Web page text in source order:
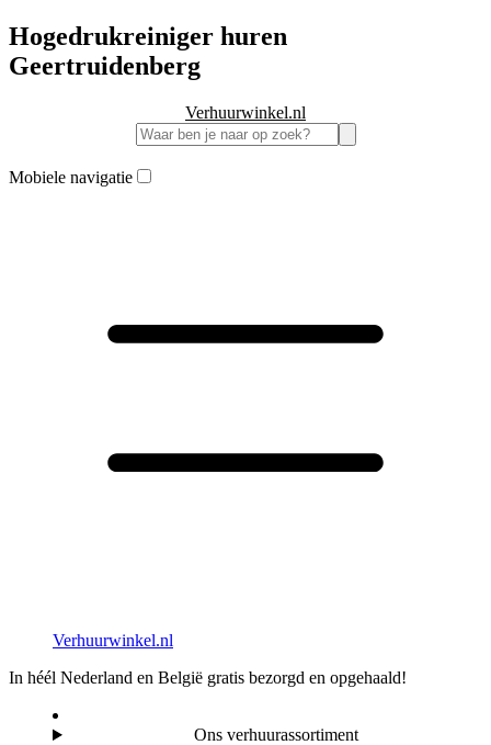
Hogedrukreiniger huren
Geertruidenberg
Verhuurwinkel.nl
Mobiele navigatie
Verhuurwinkel.nl
In héél Nederland en België gratis bezorgd en opgehaald!
Ons verhuurassortiment